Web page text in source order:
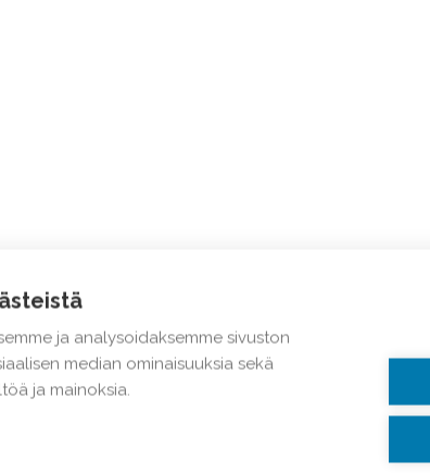
ja analysoidaksemme sivuston
median ominaisuuksia sekä
ja mainoksia.